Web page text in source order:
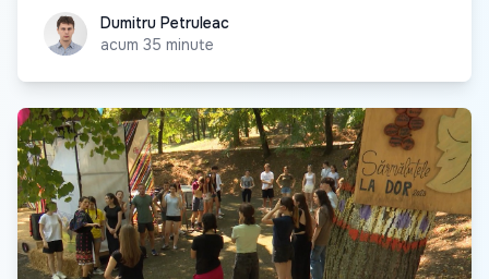
Dumitru Petruleac
Dumitru Petruleac
acum 35 minute